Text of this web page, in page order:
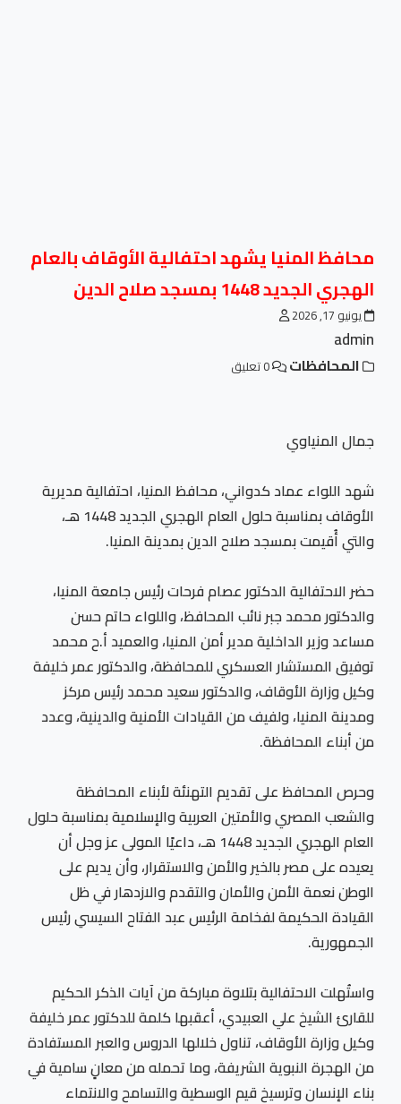
محافظ المنيا يشهد احتفالية الأوقاف بالعام
الهجري الجديد 1448 بمسجد صلاح الدين
يونيو 17, 2026
admin
المحافظات
جمال المنياوي
شهد اللواء عماد كدواني، محافظ المنيا، احتفالية مديرية
الأوقاف بمناسبة حلول العام الهجري الجديد 1448 هـ،
والتي أُقيمت بمسجد صلاح الدين بمدينة المنيا.
حضر الاحتفالية الدكتور عصام فرحات رئيس جامعة المنيا،
والدكتور محمد جبر نائب المحافظ، واللواء حاتم حسن
مساعد وزير الداخلية مدير أمن المنيا، والعميد أ.ح محمد
توفيق المستشار العسكري للمحافظة، والدكتور عمر خليفة
وكيل وزارة الأوقاف، والدكتور سعيد محمد رئيس مركز
ومدينة المنيا، ولفيف من القيادات الأمنية والدينية، وعدد
من أبناء المحافظة.
وحرص المحافظ على تقديم التهنئة لأبناء المحافظة
والشعب المصري والأمتين العربية والإسلامية بمناسبة حلول
العام الهجري الجديد 1448 هـ، داعيًا المولى عز وجل أن
يعيده على مصر بالخير والأمن والاستقرار، وأن يديم على
الوطن نعمة الأمن والأمان والتقدم والازدهار في ظل
القيادة الحكيمة لفخامة الرئيس عبد الفتاح السيسي رئيس
الجمهورية.
واستُهلت الاحتفالية بتلاوة مباركة من آيات الذكر الحكيم
للقارئ الشيخ علي العبيدي، أعقبها كلمة للدكتور عمر خليفة
وكيل وزارة الأوقاف، تناول خلالها الدروس والعبر المستفادة
من الهجرة النبوية الشريفة، وما تحمله من معانٍ سامية في
بناء الإنسان وترسيخ قيم الوسطية والتسامح والانتماء